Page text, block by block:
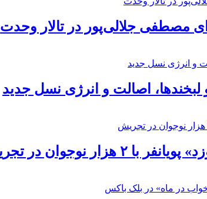
مصطفی جلالی‌پور در تالار وحدت
اصالت و انرژی نسل جدید
نوجوان در تجریش